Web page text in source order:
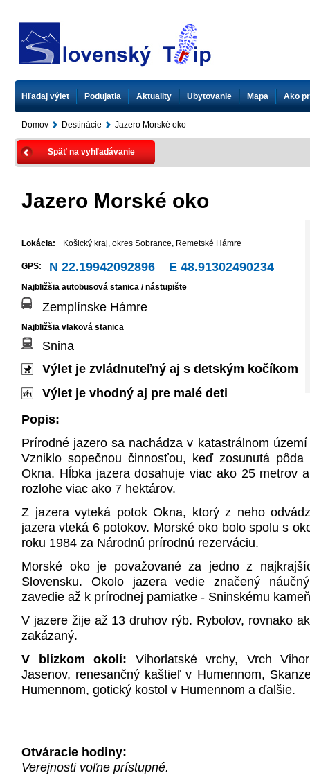
Hľadaj výlet Podujatia Aktuality Ubytovanie Mapa Ako
Domov Destinácie Jazero Morské oko
Späť na vyhľadávanie
Jazero Morské oko
Lokácia: Košický kraj okres Sobrance Remetské Hámre
GPS: N 22.19942092896 E 48.91302490234
Najbližšia autobusová stanica / nástupište
Zemplínske Hámre
Najbližšia vlaková stanica
Snina
Výlet je zvládnuteľný aj s detským kočíkom
Výlet je vhodný aj pre malé deti
Popis:
Prírodné jazero sa nachádza v katastrálnom
Vzniklo sopečnou činnosťou, keď zosunutá pôda
Okna. Hĺbka jazera dosahuje viac ako 25 metrov
rozlohe viac ako 7 hektárov.
Z jazera vyteká potok Okna, ktorý z neho
jazera vteká 6 potokov. Morské oko bolo spolu s
roku 1984 za Národnú prírodnú rezerváciu.
Morské oko je považované za jedno z
Slovensku. Okolo jazera vedie značený
zavedie až k prírodnej pamiatke - Sninskému
V jazere žije až 13 druhov rýb. Rybolov, rovnako
zakázaný.
V blízkom okolí: Vihorlatské vrchy, Vrch
Jasenov, renesančný kaštieľ v Humennom,
Humennom, gotický kostol v Humennom a ďalšie.
Otváracie hodiny:
Verejnosti voľne prístupné.